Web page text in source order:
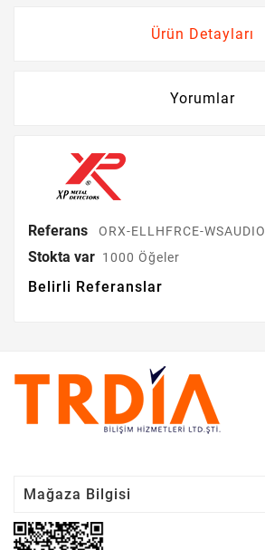
Ürün Detayları
Yorumlar
Referans ORX-ELLHFRCE-WSAUDIO
Stokta var 1000 Öğeler
Belirli Referanslar
Mağaza Bilgisi